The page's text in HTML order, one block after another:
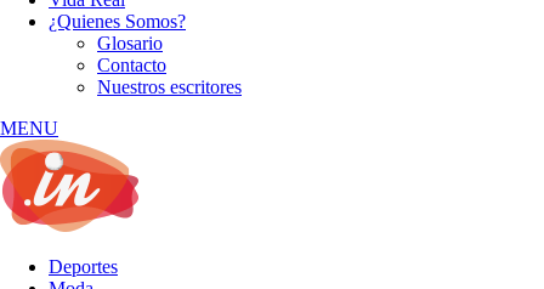
¿Quienes Somos?
Glosario
Contacto
Nuestros escritores
MENU
Deportes